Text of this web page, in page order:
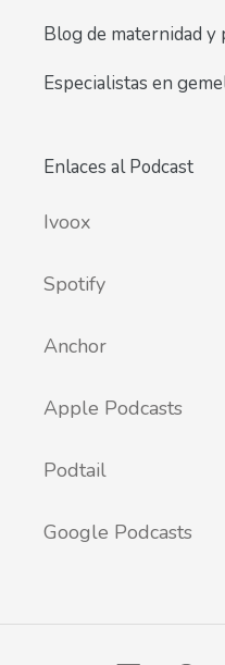
Blog de maternidad y
Especialistas en
Enlaces al Podcast
Ivoox
Spotify
Anchor
Apple Podcasts
Podtail
Google Podcasts